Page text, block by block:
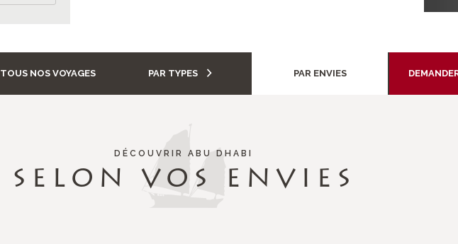
TOUS NOS VOYAGES PAR TYPES PAR ENVIES
DÉCOUVRIR ABU DHABI
SELON VOS ENVIES